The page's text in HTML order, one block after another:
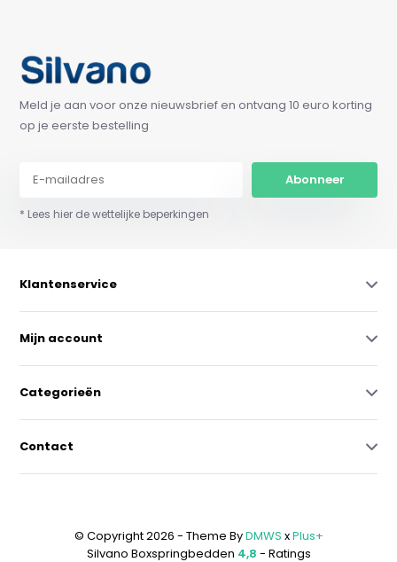
Meld je aan voor onze nieuwsbrief en ontvang 10 euro korting
op je eerste bestelling
Abonneer
* Lees hier de wettelijke beperkingen
Klantenservice
Mijn account
Categorieën
Contact
© Copyright 2026 - Theme ByDMWS xPlus+
Silvano Boxspringbedden 4,8 - Ratings